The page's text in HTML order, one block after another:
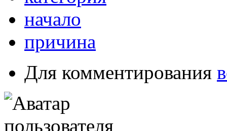
начало
причина
Для комментирования